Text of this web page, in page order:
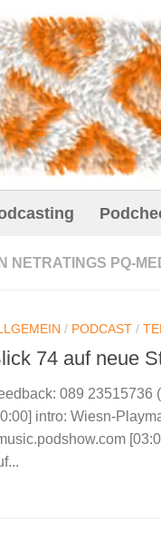
NETRATINGS PQ-
/ PODCAST /
74 auf neue
089 23515736
intro: Wiesn-